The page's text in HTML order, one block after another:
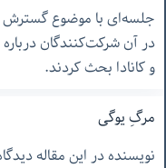
جلسه‌ای با موضوع گسترش
در آن شرکت‌کنندگان
و کانادا بحث کردند.
مرگِ یوگی
نویسنده در این مقاله